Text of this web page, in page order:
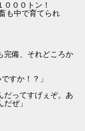
００トン！
中で育てられ
完備、それどころか
すか！？」
だってすげぇぞ。あ
ぜ」